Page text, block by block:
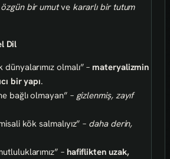
özgün bir umutve kararlı bir tutum
Dil
dünyalarımız olmalı” – materyalizmin
bir yapı.
bağlı olmayan” – gizlenmiş, zayıf
kök salmalıyız” – daha derin,
– hafiflikten uzak,